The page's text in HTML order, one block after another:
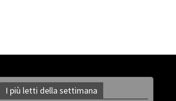
I più letti della settimana